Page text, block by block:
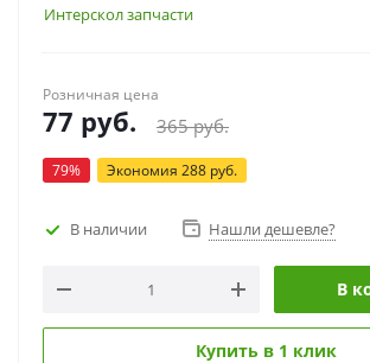
Интерскол запчасти
Розничная цена
77 руб. 365руб.
79% Экономия 288 руб.
В наличии Нашли дешевле?
В
Купить в 1 клик